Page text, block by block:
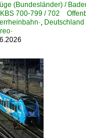
GmbH, Augsburg
- Z)
(Bundesländer) /
700-799 / 702
,